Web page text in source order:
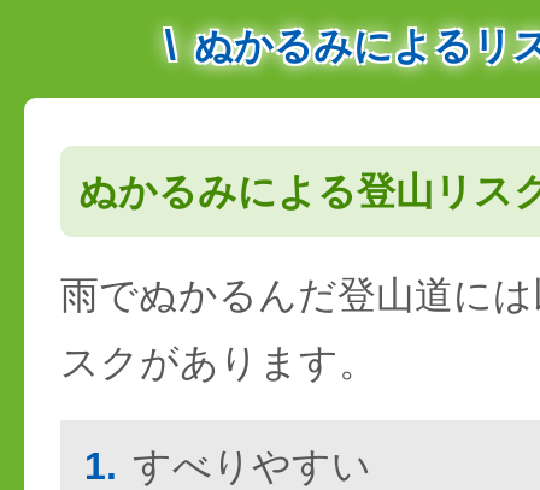
ぬかるみによるリ
ぬかるみによる登山リス
雨でぬかるんだ登山道に
スクがあります。
1. すべりやすい